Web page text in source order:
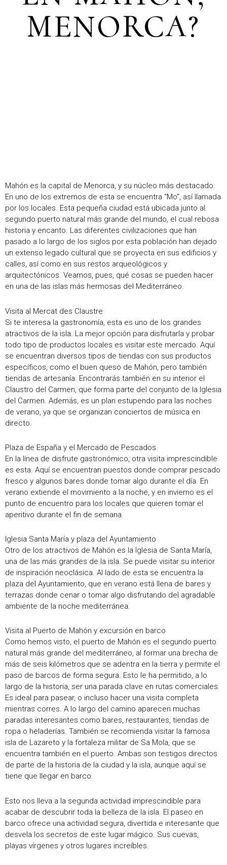
MENORCA?
Mahón es la capital de Menorca, y su núcleo más destacado.
En uno de los extremos de esta se encuentra “Mo”, así llamada
por los locales. Esta pequeña ciudad está ubicada junto al
segundo puerto natural más grande del mundo, el cual rebosa
historia y encanto. Las diferentes civilizaciones que han
pasado a lo largo de los siglos por esta población han dejado
un extenso legado cultural que se proyecta en sus edificios y
calles, así como en sus restos arqueológicos y
arquitectónicos. Veamos, pues, qué cosas se pueden hacer
en una de las islas más hermosas del Mediterráneo.
Visita al Mercat des Claustre
Si te interesa la gastronomía, esta es uno de los grandes
atractivos de la isla. La mejor opción para disfrutarla y probar
todo tipo de productos locales es visitar este mercado. Aquí
se encuentran diversos tipos de tiendas con sus productos
específicos, como el buen queso de Mahón, pero también
tiendas de artesanía. Encontrarás también en su interior el
Claustro del Carmen, que forma parte del conjunto de la Iglesia
del Carmen. Además, es un plan estupendo para las noches
de verano, ya que se organizan conciertos de música en
directo.
Plaza de España y el Mercado de Pescados
En la línea de disfrute gastronómico, otra visita imprescindible
es esta. Aquí se encuentran puestos donde comprar pescado
fresco y algunos bares donde tomar algo durante el día. En
verano extiende el movimiento a la noche, y en invierno es el
punto de encuentro para los locales que quieren tomar el
aperitivo durante el fin de semana.
Iglesia Santa María y plaza del Ayuntamiento
Otro de los atractivos de Mahón es la Iglesia de Santa María,
una de las más grandes de la isla. Se puede visitar su interior
de inspiración neoclásica. Al lado de esta se encuentra la
plaza del Ayuntamiento, que en verano está llena de bares y
terrazas donde cenar o tomar algo disfrutando del agradable
ambiente de la noche mediterránea.
Visita al Puerto de Mahón y excursión en barco
Como hemos visto, el puerto de Mahón es el segundo puerto
natural más grande del mediterráneo, al formar una brecha de
más de seis kilómetros que se adentra en la tierra y permite el
paso de barcos de forma segura. Esto le ha permitido, a lo
largo de la historia, ser una parada clave en rutas comerciales.
Es ideal para pasear, o incluso hacer una visita completa
mientras corres. A lo largo del camino aparecen muchas
paradas interesantes como bares, restaurantes, tiendas de
ropa o heladerías. También se recomienda visitar la famosa
isla de Lazareto y la fortaleza militar de Sa Mola, que se
encuentra también en el puerto. Ambas son testigos directos
de parte de la historia de la ciudad y la isla, aunque aquí se
tiene que llegar en barco.
Esto nos lleva a la segunda actividad imprescindible para
acabar de descubrir toda la belleza de la isla. El paseo en
barco ofrece una actividad segura, divertida e interesante que
desvela los secretos de este lugar mágico. Sus cuevas,
playas vírgenes y otros lugares increíbles.